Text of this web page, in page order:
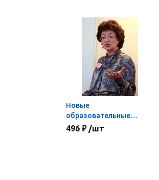
Новые
образовательные
стандарты:развитие,
496 ₽ /шт